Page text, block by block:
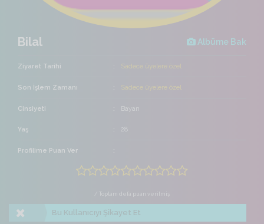
Bilal Albüme Bak
Ziyaret Tarihi Sadece üyelere özel
Son İşlem Zamanı Sadece üyelere özel
Cinsiyeti Bayan
Yaş 28
Profilime Puan Ver
/ Toplam defa puan verilmiş
Bu Kullanıcıyı Şikayet Et